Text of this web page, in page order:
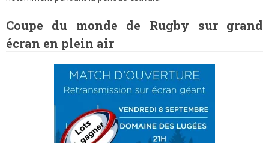
Coupe du monde de Rugby sur grand
écran en plein air